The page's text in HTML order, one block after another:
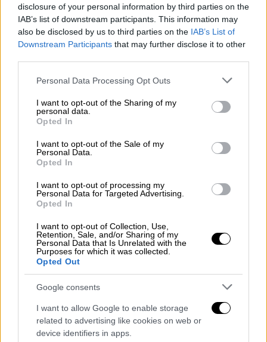
disclosure of your personal information by third parties on the
IAB’s list of downstream participants. This information may
also be disclosed by us to third parties on the IAB’s List of
Downstream Participants that may further disclose it to other
Please note that this website/app uses one or more Google
not limited to your visit or usage behaviour. You may click to
grant or deny consent to Google and its third-party tags to
use your data for below specified purposes in below Google
consent section.
Personal Data Processing Opt Outs
I want to opt-out of the Sharing of my
personal data.
Opted In
I want to opt-out of the Sale of my
Personal Data.
Opted In
I want to opt-out of processing my
Personal Data for Targeted Advertising.
Opted In
I want to opt-out of Collection, Use,
Retention, Sale, and/or Sharing of my
Personal Data that Is Unrelated with the
Purposes for which it was collected.
Opted Out
Google consents
I want to allow Google to enable storage
related to advertising like cookies on web or
device identifiers in apps.
«Ο Λαριτζάνι ήταν ένας από τους πρώτους
Ιρανούς ηγέτες που κάλεσε σε βία ως
απάντηση στις νόμιμες απαιτήσεις του
ιρανικού λαού», ανέφερε σε δήλωσή του το
Υπουργείο Οικονομικών των ΗΠΑ στις 15
Ιανουαρίου, προσθέτοντας ότι ο Λαριτζάνι
ενήργησε κατόπιν εντολής του Χαμενεΐ.
Οργανώσεις για τα ανθρώπινα δικαιώματα
αναφέρουν ότι χιλιάδες άνθρωποι
σκοτώθηκαν κατά τη διάρκεια της
καταστολής των διαδηλώσεων, της
χειρότερης εσωτερικής αναταραχής στο
Ιράν από την εποχή της Ισλαμικής
Όπως και άλλοι Ιρανοί αξιωματούχοι, ο
Λαριτζάνιεξέφρασε κατανόηση για τις
διαδηλώσεις που οργανώθηκαν σε ένδειξη
διαμαρτυρίας για τις οικονομικές
δυσκολίες. Ωστόσο, καταδίκασε τις ένοπλες
ενέργειες που, όπως ισχυρίστηκε,
υποκινήθηκαν από τον αρχι-εχθρό του Ιράν,